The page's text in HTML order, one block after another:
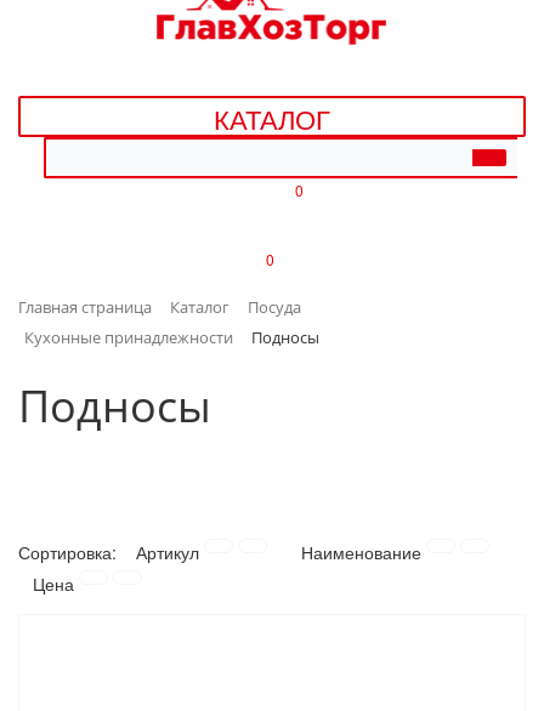
ДАЧА, САД И ОГОРОД
ДЕТСКИЕ ТОВАРЫ
ИНТЕРЬЕР
ЛАКОКРАСОЧНЫЕ МАТЕРИАЛЫ
КАТАЛОГ
0
0
Главная страница Каталог
Посуда
Кухонные принадлежности
Подносы
Подносы
Сортировка: Артикул
Наименование
Цена